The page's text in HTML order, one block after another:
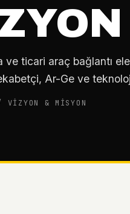
ve ticari araç bağlantı
Ar-Ge ve
VIZYON & MISYON